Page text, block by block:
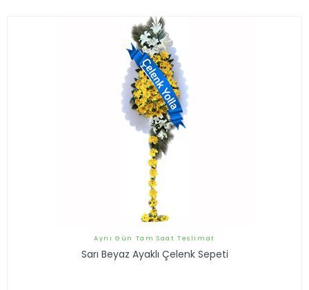
Aynı Gün Tam Saat Teslimat
Sarı Beyaz Ayaklı Çelenk Sepeti